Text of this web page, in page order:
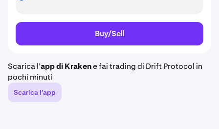
Buy/Sell
Scarica l’app di Krakene fai trading di Drift Protocol in
pochi minuti
Scarica l'app